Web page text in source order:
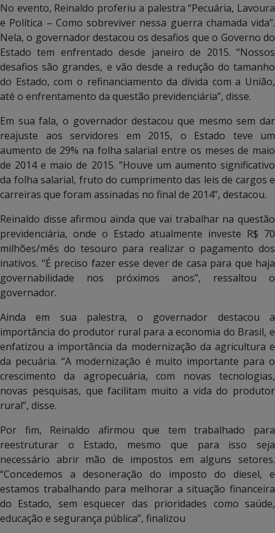
No evento, Reinaldo proferiu a palestra “Pecuária, Lavoura
e Política – Como sobreviver nessa guerra chamada vida”.
Nela, o governador destacou os desafios que o Governo do
Estado tem enfrentado desde janeiro de 2015. “Nossos
desafios são grandes, e vão desde a redução do tamanho
do Estado, com o refinanciamento da dívida com a União,
até o enfrentamento da questão previdenciária”, disse.
Em sua fala, o governador destacou que mesmo sem dar
reajuste aos servidores em 2015, o Estado teve um
aumento de 29% na folha salarial entre os meses de maio
de 2014 e maio de 2015. “Houve um aumento significativo
da folha salarial, fruto do cumprimento das leis de cargos e
carreiras que foram assinadas no final de 2014”, destacou.
Reinaldo disse afirmou ainda que vai trabalhar na questão
previdenciária, onde o Estado atualmente investe R$ 70
milhões/mês do tesouro para realizar o pagamento dos
inativos. “É preciso fazer esse dever de casa para que haja
governabilidade nos próximos anos”, ressaltou o
governador.
Ainda em sua palestra, o governador destacou a
importância do produtor rural para a economia do Brasil, e
enfatizou a importância da modernização da agricultura e
da pecuária. “A modernização é muito importante para o
crescimento da agropecuária, com novas tecnologias,
novas pesquisas, que facilitam muito a vida do produtor
rural”, disse.
Por fim, Reinaldo afirmou que tem trabalhado para
reestruturar o Estado, mesmo que para isso seja
necessário abrir mão de impostos em alguns setores.
“Concedemos a desoneração do imposto do diesel, e
estamos trabalhando para melhorar a situação financeira
do Estado, sem esquecer das prioridades como saúde,
educação e segurança pública”, finalizou